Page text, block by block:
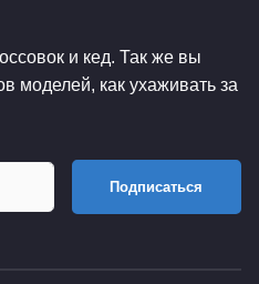
и кед. Так же вы
моделей, как ухаживать за
Подписаться